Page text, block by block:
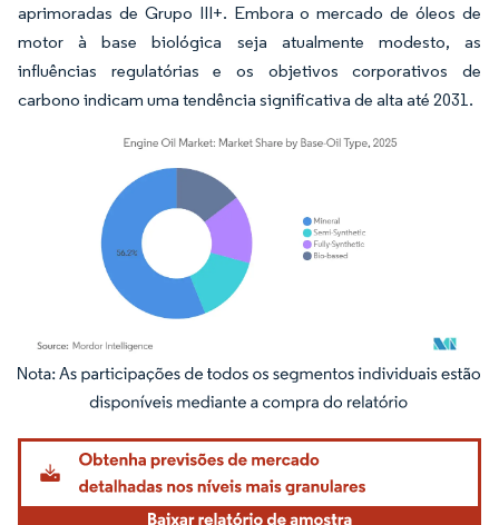
aprimoradas de Grupo III+. Embora o mercado de óleos de
motor à base biológica seja atualmente modesto, as
influências regulatórias e os objetivos corporativos de
carbono indicam uma tendência significativa de alta até 2031.
Imagem © Mordor Intelligence. O reuso requer atribuição conforme CC BY 4.0.